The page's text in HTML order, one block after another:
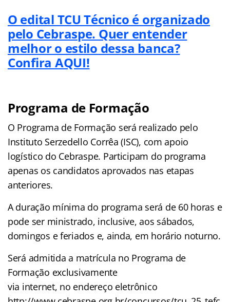
O edital TCU Técnico é organizado
pelo Cebraspe. Quer entender
melhor o estilo dessa banca?
Confira AQUI!
Programa de Formação
O Programa de Formação será realizado pelo
Instituto Serzedello Corrêa (ISC), com apoio
logístico do Cebraspe. Participam do programa
apenas os candidatos aprovados nas etapas
anteriores.
A duração mínima do programa será de 60 horas e
pode ser ministrado, inclusive, aos sábados,
domingos e feriados e, ainda, em horário noturno.
Será admitida a matrícula no Programa de
Formação exclusivamente
via internet, no endereço eletrônico